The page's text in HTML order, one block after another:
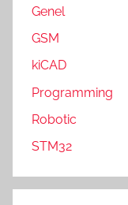
Genel
GSM
kiCAD
Programming
Robotic
STM32